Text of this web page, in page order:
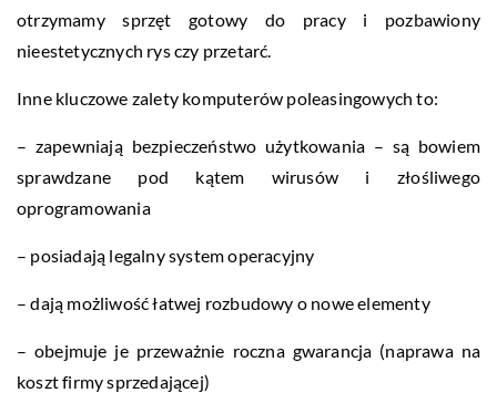
otrzymamy sprzęt gotowy do pracy i pozbawiony
nieestetycznych rys czy przetarć.
Inne kluczowe zalety komputerów poleasingowych to:
– zapewniają bezpieczeństwo użytkowania – są bowiem
sprawdzane pod kątem wirusów i złośliwego
oprogramowania
– posiadają legalny system operacyjny
– dają możliwość łatwej rozbudowy o nowe elementy
– obejmuje je przeważnie roczna gwarancja (naprawa na
koszt firmy sprzedającej)